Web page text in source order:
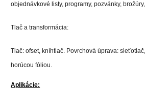
objednávkové listy, programy, pozvánky,
Tlač a transformácia:
Tlač: ofset, kníhtlač. Povrchová úprava:
horúcou fóliou.
Aplikácie: